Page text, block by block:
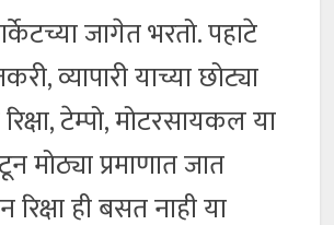
जागेत भरतो. पहाटे
व्यापारी याच्या छोट्या
टेम्पो, मोटरसायकल या
मोठ्या प्रमाणात जात
ही बसत नाही या